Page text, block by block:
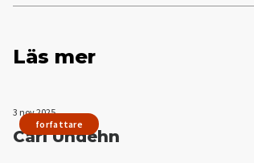
Läs mer
forfattare
3 nov 2025
Carl Undéhn